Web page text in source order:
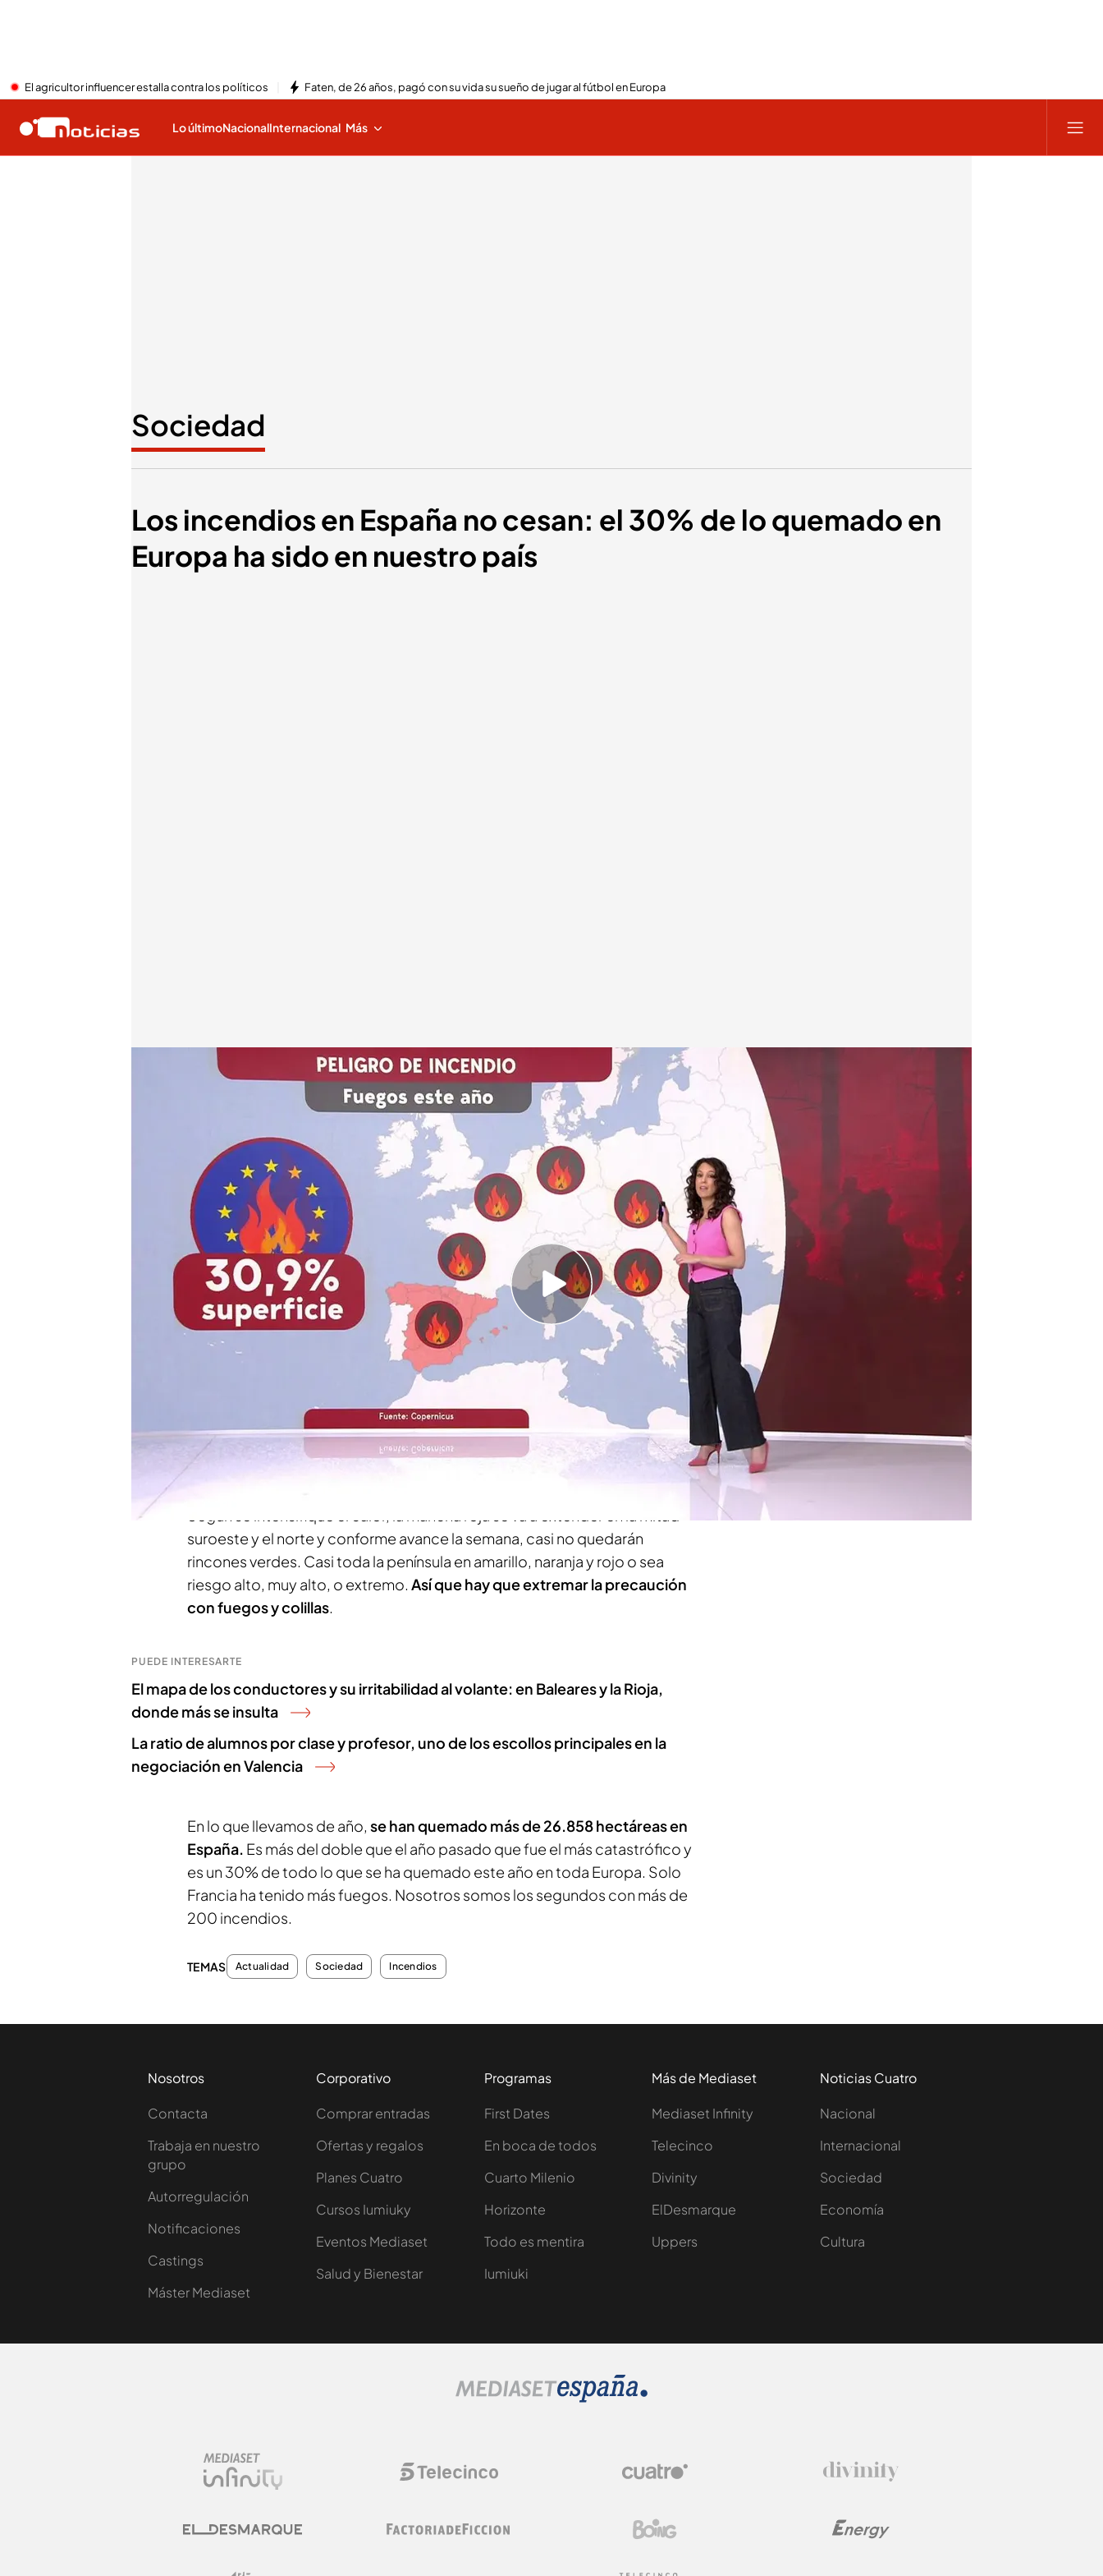
El agricultor influencer estalla contra los políticos Faten, de 26 años, pagó con su vida su sueño de jugar al fútbol en Europa
Lo últimoNacionalInternacional Más
Sociedad
Los incendios en España no cesan: el 30% de lo quemado en
Europa ha sido en nuestro país
El 30% de lo quemado en Europa ha sido en nuestro país. Cuatro
En lo que llevamos de año, se han quemado más de 26.858 hectáreas
en España: solo Francia ha tenido más fuegos.
El mapa del calor en Europa: anomalías de hasta 15º en pleno mes de
mayo
Compartir
Pendientes de Doñana y con la vista puesta en más puntos porque
las altas
temperaturas han disparado de golpe el peligro de incendio esta
. Estamos viendo variaciones de más de 10 grados en las máximas
de una semana para otra camino de los 40. La zona más peligrosa está hoy
justo en Doñana y este miércoles la cosa va a más.
suroeste y el norte y conforme avance la semana, casi no quedarán
rincones verdes. Casi toda la península en amarillo, naranja y rojo o sea
riesgo alto, muy alto, o extremo. Así que hay que extremar la precaución
con fuegos y colillas.
PUEDE INTERESARTE
El mapa de los conductores y su irritabilidad al volante: en Baleares y la Rioja,
donde más se insulta
La ratio de alumnos por clase y profesor, uno de los escollos principales en la
negociación en Valencia
En lo que llevamos de año, se han quemado más de 26.858 hectáreas en
España. Es más del doble que el año pasado que fue el más catastrófico y
es un 30% de todo lo que se ha quemado este año en toda Europa. Solo
Francia ha tenido más fuegos. Nosotros somos los segundos con más de
200 incendios.
TEMAS Actualidad Sociedad Incendios
Nosotros
Contacta
Trabaja en nuestro
grupo
Autorregulación
Notificaciones
Castings
Máster Mediaset
Corporativo
Comprar entradas
Ofertas y regalos
Planes Cuatro
Cursos Iumiuky
Eventos Mediaset
Salud y Bienestar
Programas
First Dates
En boca de todos
Cuarto Milenio
Horizonte
Todo es mentira
Iumiuki
Más de Mediaset
Mediaset Infinity
Telecinco
Divinity
ElDesmarque
Uppers
Noticias Cuatro
Nacional
Internacional
Sociedad
Economía
Cultura